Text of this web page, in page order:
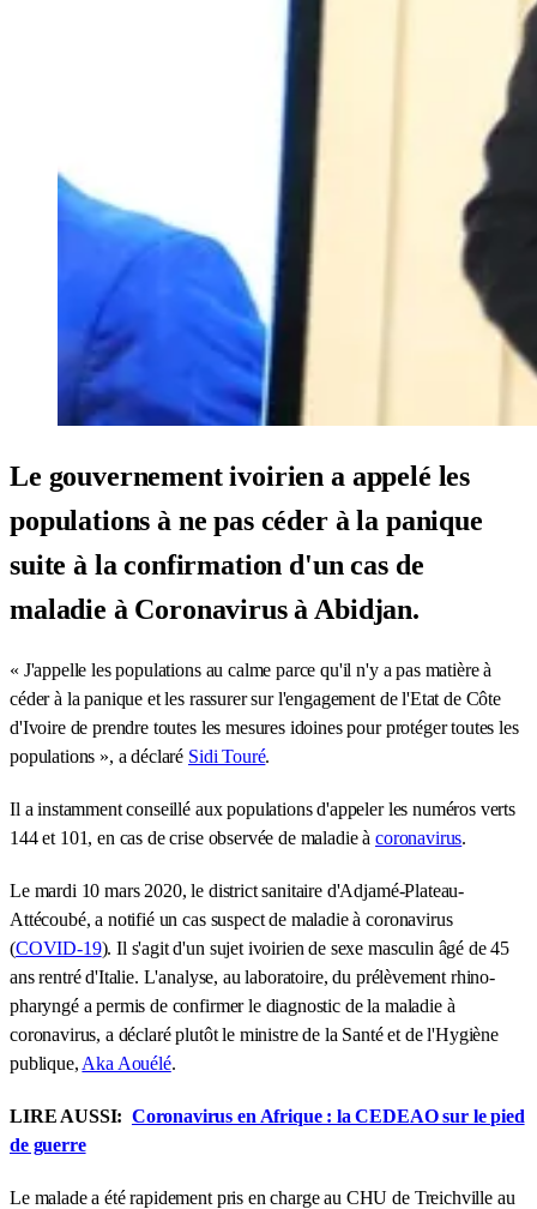
Le gouvernement ivoirien a appelé les
populations à ne pas céder à la panique
suite à la confirmation d'un cas de
maladie à Coronavirus à Abidjan.
« J'appelle les populations au calme parce qu'il n'y a pas matière à
céder à la panique et les rassurer sur l'engagement de l'Etat de Côte
d'Ivoire de prendre toutes les mesures idoines pour protéger toutes les
populations », a déclaré Sidi Touré.
Il a instamment conseillé aux populations d'appeler les numéros verts
144 et 101, en cas de crise observée de maladie à coronavirus.
Le mardi 10 mars 2020, le district sanitaire d'Adjamé-Plateau-
Attécoubé, a notifié un cas suspect de maladie à coronavirus
(COVID-19). Il s'agit d'un sujet ivoirien de sexe masculin âgé de 45
ans rentré d'Italie. L'analyse, au laboratoire, du prélèvement rhino-
pharyngé a permis de confirmer le diagnostic de la maladie à
coronavirus, a déclaré plutôt le ministre de la Santé et de l'Hygiène
publique, Aka Aouélé.
LIRE AUSSI: Coronavirus en Afrique : la CEDEAO sur le pied
de guerre
Le malade a été rapidement pris en charge au CHU de Treichville au